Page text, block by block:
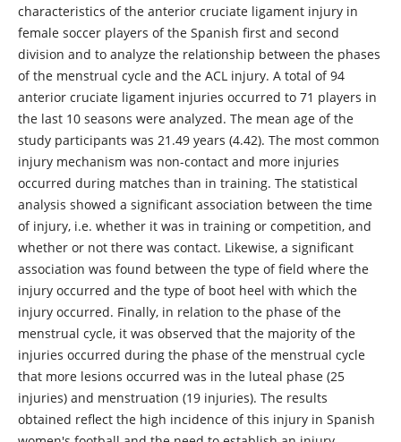
characteristics of the anterior cruciate ligament injury in
female soccer players of the Spanish first and second
division and to analyze the relationship between the phases
of the menstrual cycle and the ACL injury. A total of 94
anterior cruciate ligament injuries occurred to 71 players in
the last 10 seasons were analyzed. The mean age of the
study participants was 21.49 years (4.42). The most common
injury mechanism was non-contact and more injuries
occurred during matches than in training. The statistical
analysis showed a significant association between the time
of injury, i.e. whether it was in training or competition, and
whether or not there was contact. Likewise, a significant
association was found between the type of field where the
injury occurred and the type of boot heel with which the
injury occurred. Finally, in relation to the phase of the
menstrual cycle, it was observed that the majority of the
injuries occurred during the phase of the menstrual cycle
that more lesions occurred was in the luteal phase (25
injuries) and menstruation (19 injuries). The results
obtained reflect the high incidence of this injury in Spanish